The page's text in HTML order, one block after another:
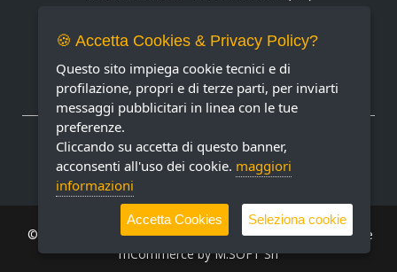
Fax +39 0464 430938
E-mail: marenga@marenga.it
Partita IVA IT02232370227
METODI DI PAGAMENTO ACCETTATI
© MARENGA Srl 2022 All rights reserved. Design & Software
mCommerce byM.SOFT Srl
🍪 Accetta Cookies & Privacy Policy?
Questo sito impiega cookie tecnici e di
profilazione, propri e di terze parti, per inviarti
messaggi pubblicitari in linea con le tue
preferenze.
Cliccando su accetta di questo banner,
acconsenti all'uso dei cookie. maggiori
informazioni
Accetta Cookies Seleziona cookie